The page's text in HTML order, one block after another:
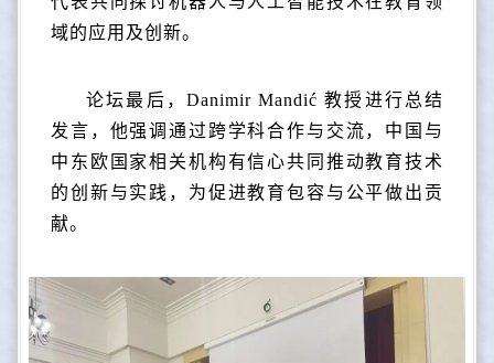
域的应用及创新。
论坛最后，Danimir Mandić 教授进行总结
发言，他强调通过跨学科合作与交流，中国与
中东欧国家相关机构有信心共同推动教育技术
的创新与实践，为促进教育包容与公平做出贡
献。